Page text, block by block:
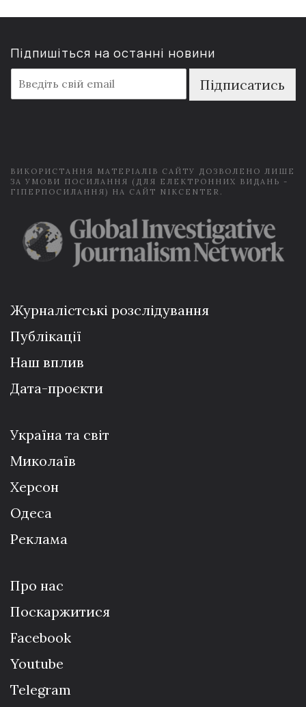
Підпишіться на останні новини
m
a
Підписатись
ВИКОРИСТАННЯ МАТЕРІАЛІВ САЙТУ ДОЗВОЛЕНО ЛИШЕ
ЗА УМОВИ ПОСИЛАННЯ (ДЛЯ ЕЛЕКТРОННИХ ВИДАНЬ -
ГІПЕРПОСИЛАННЯ) НА САЙТ NIKCENTER.
Журналістські розслідування
Публікації
Наш вплив
Дата-проєкти
Україна та світ
Миколаїв
Херсон
Одеса
Реклама
Про нас
Поскаржитися
Facebook
Youtube
Telegram